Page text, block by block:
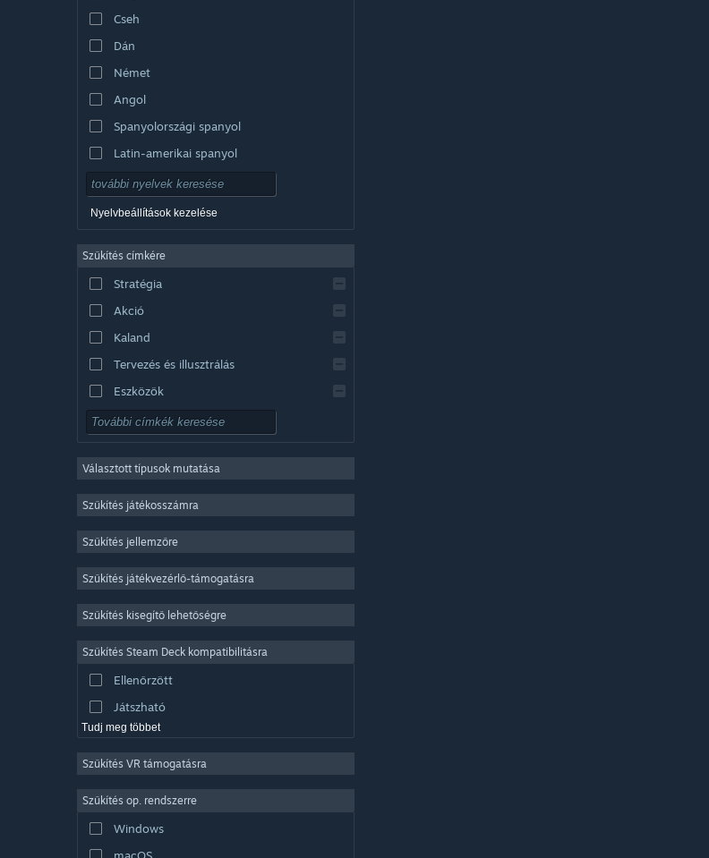
Cseh
Dán
Német
Angol
Spanyolországi spanyol
Latin-amerikai spanyol
Nyelvbeállítások kezelése
Szűkítés címkére
Stratégia
Akció
Kaland
Tervezés és illusztrálás
Eszközök
Ingyenesen játszható
Sokszereplős többjátékos
Indie
Könnyed
Szimuláció
Videószerkesztés
Fényképszerkesztés
Választott típusok mutatása
Szűkítés játékosszámra
Szűkítés jellemzőre
Szűkítés játékvezérlő-támogatásra
Szűkítés kisegítő lehetőségre
Szűkítés Steam Deck kompatibilitásra
Ellenőrzött
Játszható
Tudj meg többet
Szűkítés VR támogatásra
Szűkítés op. rendszerre
Windows